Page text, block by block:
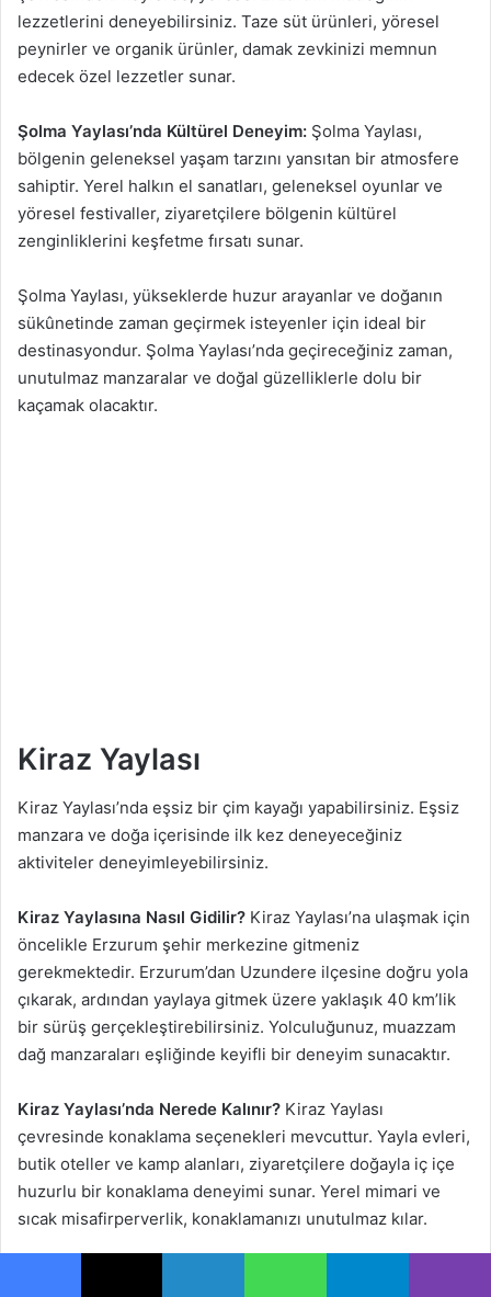
lezzetlerini deneyebilirsiniz. Taze süt ürünleri, yöresel
peynirler ve organik ürünler, damak zevkinizi memnun
edecek özel lezzetler sunar.
Şolma Yaylası’nda Kültürel Deneyim: Şolma Yaylası,
bölgenin geleneksel yaşam tarzını yansıtan bir atmosfere
sahiptir. Yerel halkın el sanatları, geleneksel oyunlar ve
yöresel festivaller, ziyaretçilere bölgenin kültürel
zenginliklerini keşfetme fırsatı sunar.
Şolma Yaylası, yükseklerde huzur arayanlar ve doğanın
sükûnetinde zaman geçirmek isteyenler için ideal bir
destinasyondur. Şolma Yaylası’nda geçireceğiniz zaman,
unutulmaz manzaralar ve doğal güzelliklerle dolu bir
kaçamak olacaktır.
Kiraz Yaylası
Kiraz Yaylası’nda eşsiz bir çim kayağı yapabilirsiniz. Eşsiz
manzara ve doğa içerisinde ilk kez deneyeceğiniz
aktiviteler deneyimleyebilirsiniz.
Kiraz Yaylasına Nasıl Gidilir? Kiraz Yaylası’na ulaşmak için
öncelikle Erzurum şehir merkezine gitmeniz
gerekmektedir. Erzurum’dan Uzundere ilçesine doğru yola
çıkarak, ardından yaylaya gitmek üzere yaklaşık 40 km’lik
bir sürüş gerçekleştirebilirsiniz. Yolculuğunuz, muazzam
dağ manzaraları eşliğinde keyifli bir deneyim sunacaktır.
Kiraz Yaylası’nda Nerede Kalınır? Kiraz Yaylası
çevresinde konaklama seçenekleri mevcuttur. Yayla evleri,
butik oteller ve kamp alanları, ziyaretçilere doğayla iç içe
huzurlu bir konaklama deneyimi sunar. Yerel mimari ve
sıcak misafirperverlik, konaklamanızı unutulmaz kılar.